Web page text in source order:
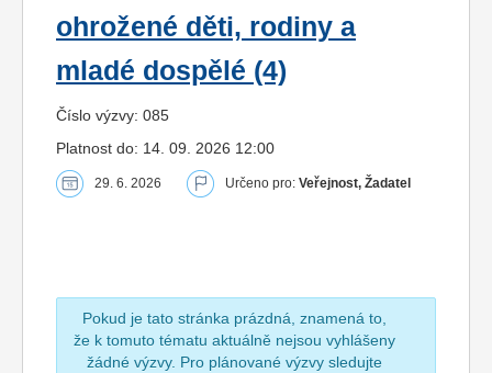
ohrožené děti, rodiny a
mladé dospělé (4)
Číslo výzvy: 085
Platnost do: 14. 09. 2026 12:00
29. 6. 2026 Určeno pro: Veřejnost, Žadatel
Pokud je tato stránka prázdná, znamená to,
že k tomuto tématu aktuálně nejsou vyhlášeny
žádné výzvy. Pro plánované výzvy sledujte